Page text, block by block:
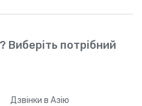
Виберіть потрібний
Дзвінки в Азію